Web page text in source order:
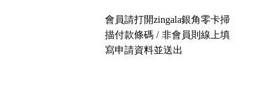
會員請打開zingala銀角零卡掃
描付款條碼 / 非會員則線上填
寫申請資料並送出